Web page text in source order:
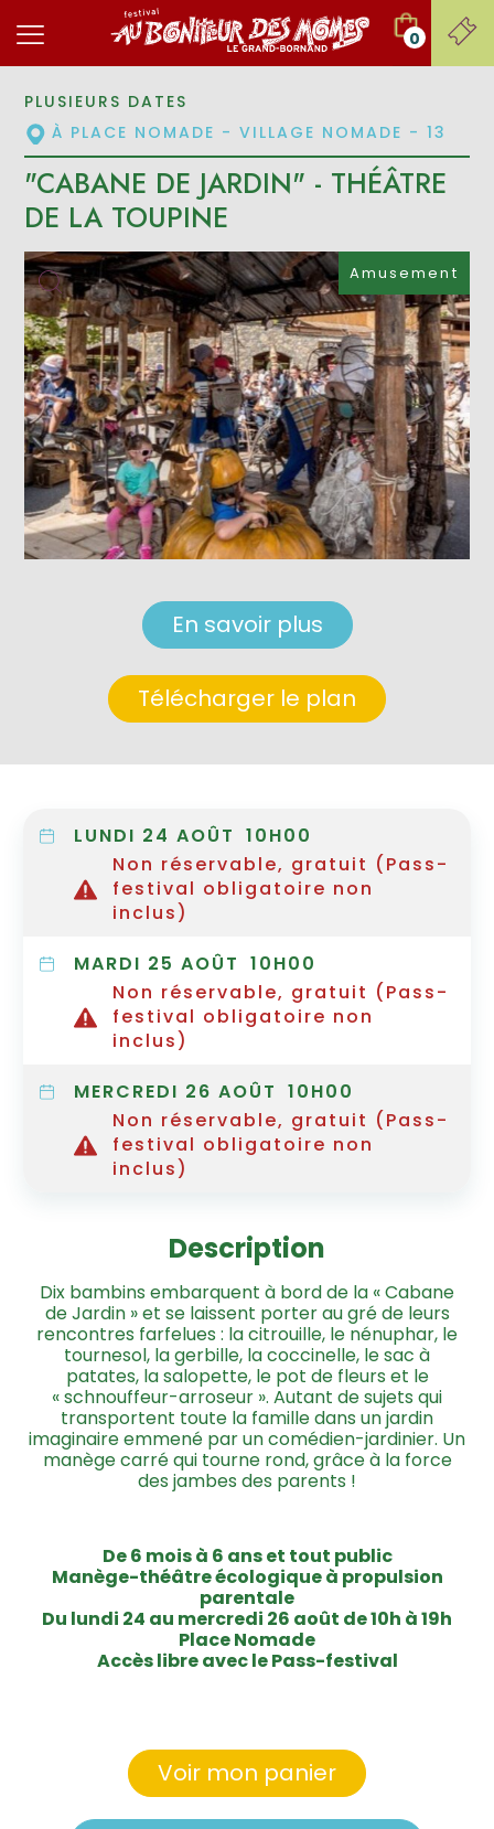
0
Télécharger le plan
En savoir plus
Amusement
PLUSIEURS DATES
À PLACE NOMADE - VILLAGE NOMADE - 13
"CABANE DE JARDIN" - THÉÂTRE
DE LA TOUPINE
LUNDI 24 AOÛT 10H00
Non réservable, gratuit (Pass-
festival obligatoire non
inclus)
MARDI 25 AOÛT 10H00
Non réservable, gratuit (Pass-
festival obligatoire non
inclus)
MERCREDI 26 AOÛT 10H00
Non réservable, gratuit (Pass-
festival obligatoire non
inclus)
Description
Dix bambins embarquent à bord de la « Cabane
de Jardin » et se laissent porter au gré de leurs
rencontres farfelues : la citrouille, le nénuphar, le
tournesol, la gerbille, la coccinelle, le sac à
patates, la salopette, le pot de fleurs et le
« schnouffeur-arroseur ». Autant de sujets qui
transportent toute la famille dans un jardin
imaginaire emmené par un comédien-jardinier. Un
manège carré qui tourne rond, grâce à la force
des jambes des parents !
De 6 mois à 6 ans et tout public
Manège-théâtre écologique à propulsion
parentale
Du lundi 24 au mercredi 26 août de 10h à 19h
Place Nomade
Accès libre avec le Pass-festival
Voir mon panier